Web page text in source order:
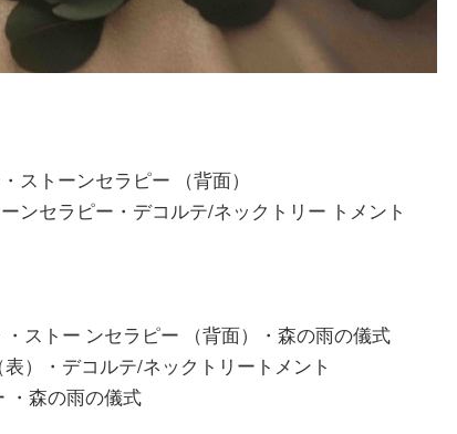
ストーンセラピー （背面）
ンセラピー・デコルテ/ネックトリー トメント
ストー ンセラピー （背面）・森の雨の儀式
）・デコルテ/ネックトリートメント
・森の雨の儀式